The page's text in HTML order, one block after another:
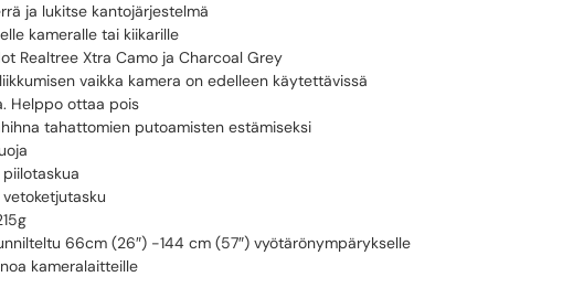
ja lukitse kantojärjestelmä
kameralle tai kiikarille
Realtree Xtra Camo ja Charcoal Grey
vaikka kamera on edelleen käytettävissä
Helppo ottaa pois
tahattomien putoamisten estämiseksi
66cm (26″) -144 cm (57″) vyötärönympärykselle
kameralaitteille